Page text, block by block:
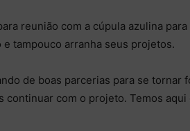
reunião com a cúpula azulina
tampouco arranha seus projetos.
de boas parcerias para se tornar
continuar com o projeto. Temos aqui